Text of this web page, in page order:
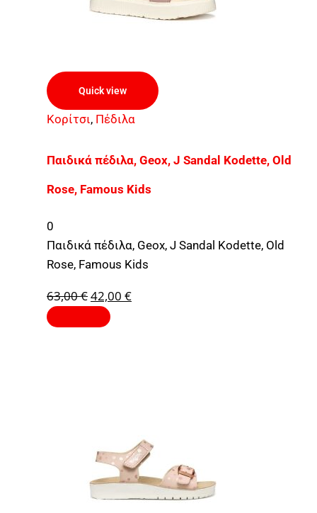
Quick view
Κορίτσι, Πέδιλα
Παιδικά πέδιλα, Geox, J Sandal Kodette, Old
Rose, Famous Kids
0
Παιδικά πέδιλα, Geox, J Sandal Kodette, Old
Rose, Famous Kids
63,00€42,00 €